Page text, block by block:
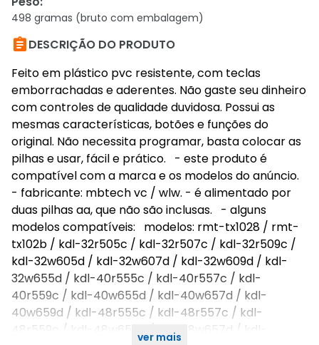
498 gramas (bruto com embalagem)
DESCRIÇÃO DO PRODUTO
Feito em plástico pvc resistente, com teclas
emborrachadas e aderentes. Não gaste seu dinheiro
com controles de qualidade duvidosa. Possui as
mesmas características, botões e funções do
original. Não necessita programar, basta colocar as
pilhas e usar, fácil e prático. - este produto é
compatível com a marca e os modelos do anúncio.
- fabricante: mbtech vc / wlw. - é alimentado por
duas pilhas aa, que não são inclusas. - alguns
modelos compatíveis: modelos: rmt-tx1028 / rmt-
tx102b / kdl-32r505c / kdl-32r507c / kdl-32r509c /
kdl-32w605d / kdl-32w607d / kdl-32w609d / kdl-
32w655d / kdl-40r555c / kdl-40r557c / kdl-
40r559c / kdl-40w655d / kdl-40w657d / kdl-
40w659d / kdl-48r555c / kdl-48r557c / kdl-
48r559c / kdl-48w655d / kdl-48w657d / kdl-
ver mais